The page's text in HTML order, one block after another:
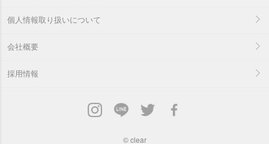
個人情報取り扱いについて
会社概要
採用情報
© clear